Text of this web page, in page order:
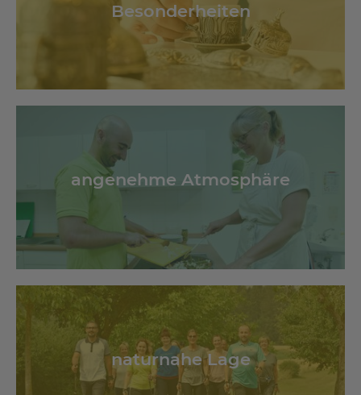
Besonderheiten
angenehme Atmosphäre
naturnahe Lage